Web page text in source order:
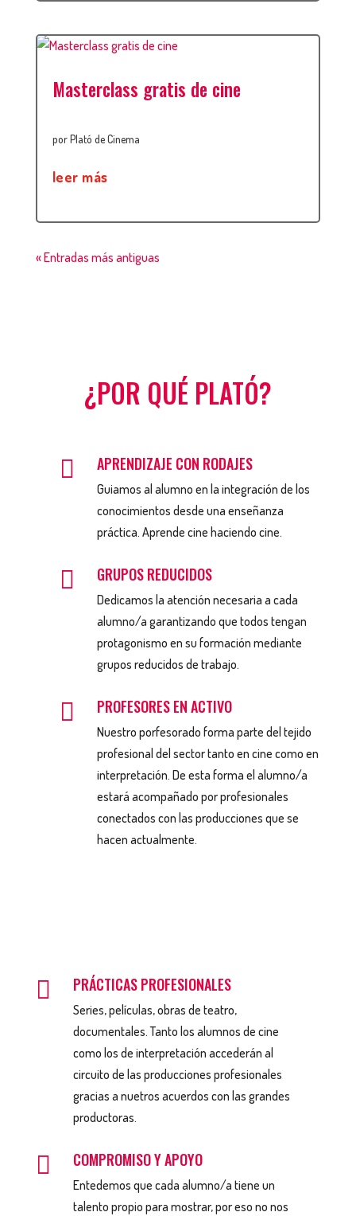
Masterclass gratis de cine
porPlató de Cinema
leer más
« Entradas más antiguas
¿POR QUÉ PLATÓ?
 APRENDIZAJE CON RODAJES
Guiamos al alumno en la integración de los
conocimientos desde una enseñanza
práctica. Aprende cine haciendo cine.
 GRUPOS REDUCIDOS
Dedicamos la atención necesaria a cada
alumno/a garantizando que todos tengan
protagonismo en su formación mediante
grupos reducidos de trabajo.
 PROFESORES EN ACTIVO
Nuestro porfesorado forma parte del tejido
profesional del sector tanto en cine como en
interpretación. De esta forma el alumno/a
estará acompañado por profesionales
conectados con las producciones que se
hacen actualmente.
 PRÁCTICAS PROFESIONALES
Series, películas, obras de teatro,
documentales. Tanto los alumnos de cine
como los de interpretación accederán al
circuito de las producciones profesionales
gracias a nuetros acuerdos con las grandes
productoras.
 COMPROMISO Y APOYO
Entedemos que cada alumno/a tiene un
talento propio para mostrar, por eso no nos